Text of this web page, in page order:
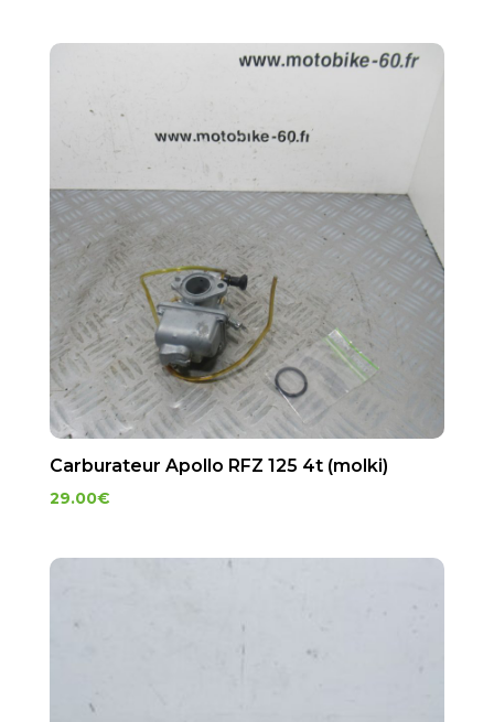
Carburateur Apollo RFZ 125 4t (molki)
29.00€